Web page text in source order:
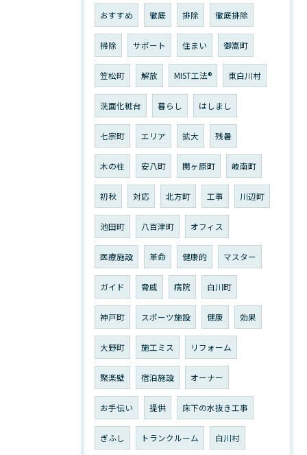
おすすめ 徹底 排除 徹底排除
掃除 サポート 住まい 御嵩町
笠松町 解放 MIST工法®︎ 東白川村
洗面化粧台 暮らし はしまし
七宗町 エリア 拡大 残暑
木の柱 安八町 関ヶ原町 岐南町
初秋 対応 北方町 工事 川辺町
池田町 八百津町 オフィス
医療施設 革命 健康的 マスター
ガイド 脅威 病院 白川町
神戸町 スポーツ施設 健康 効果
大野町 施工ミス リフォーム
聚楽壁 宿泊施設 オーナー
お手伝い 提供 床下の水抜き工事
ぎふし トランクルーム 白川村